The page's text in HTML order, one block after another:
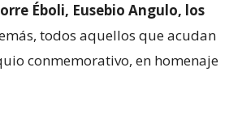
Éboli, Eusebio Angulo, los
todos aquellos que acudan
conmemorativo, en homenaje